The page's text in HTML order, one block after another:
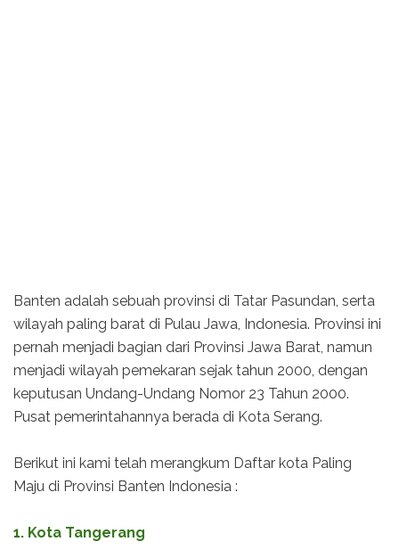
Banten adalah sebuah provinsi di Tatar Pasundan, serta
wilayah paling barat di Pulau Jawa, Indonesia. Provinsi ini
pernah menjadi bagian dari Provinsi Jawa Barat, namun
menjadi wilayah pemekaran sejak tahun 2000, dengan
keputusan Undang-Undang Nomor 23 Tahun 2000.
Pusat pemerintahannya berada di Kota Serang.
Berikut ini kami telah merangkum Daftar kota Paling
Maju di Provinsi Banten Indonesia :
1. Kota Tangerang